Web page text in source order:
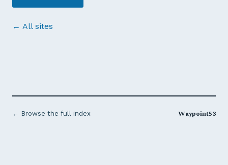
← All sites
← Browse the full index Waypoint53